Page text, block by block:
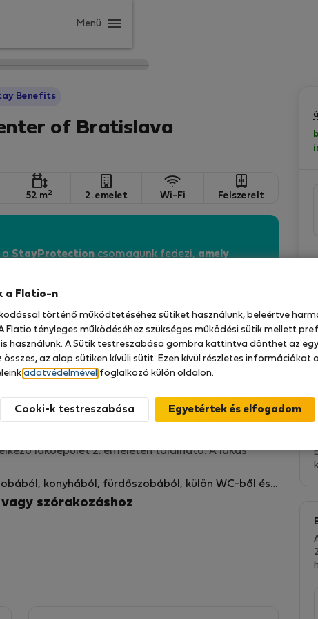
Menü
Benefits
of Bratislava
52 m2 2. emelet Wi-Fi Felszerelt
aStayProtectioncsomagunk fedezi,amely
a Štrkovecké jazero tó közelében, amely
(Billa, Kaufland), valamint éttermek
megállók a városközpont és a repülőtér
lakóépület 2. emeletén található. A lakás
konyhából, fürdőszobából, külön WC-ből és
egyszemélyes ággyal van berendezve.
elektromos sütővel ellátott tűzhely, mikrohullámú
és kávéfőző.
A WC egy külön helyiségben található.
szórakozáshoz
a Flatio-n
történő működtetéséhez sütiket használunk, beleértve
Flatio tényleges működéséhez szükséges működési sütik mellett
használunk. A Sütik testreszabása gombra kattintva dönthet az
az alap sütiken kívüli sütit. Ezen kívül részletes információkat
adatvédelmével foglalkozó külön oldalon.
Cooki-k testreszabása